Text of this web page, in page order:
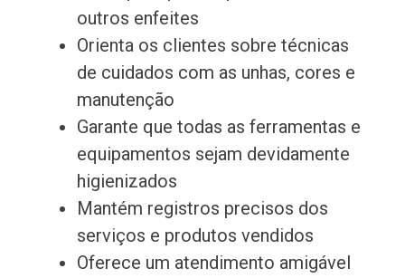
outros enfeites
Orienta os clientes sobre técnicas
de cuidados com as unhas, cores e
manutenção
Garante que todas as ferramentas e
equipamentos sejam devidamente
higienizados
Mantém registros precisos dos
serviços e produtos vendidos
Oferece um atendimento amigável